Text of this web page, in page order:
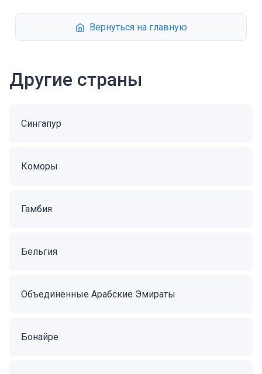
Вернуться на главную
Другие страны
Сингапур
Коморы
Гамбия
Бельгия
Объединенные Арабские Эмираты
Бонайре